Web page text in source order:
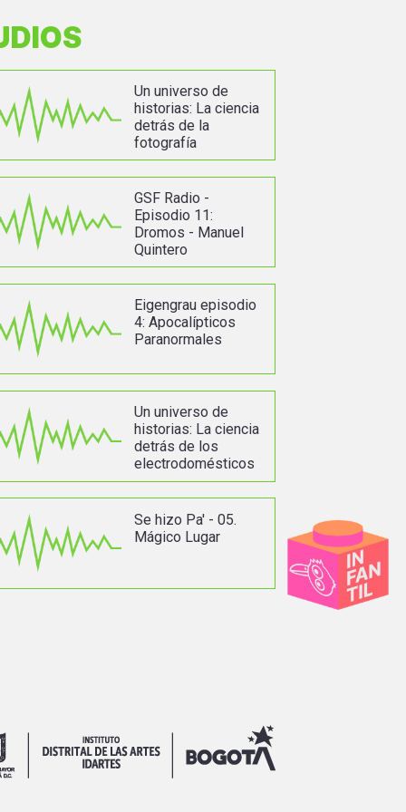
Un universo de
historias: La ciencia
detrás de la
fotografía
GSF Radio -
Episodio 11:
Dromos - Manuel
Quintero
Eigengrau episodio
4: Apocalípticos
Paranormales
Un universo de
historias: La ciencia
detrás de los
electrodomésticos
Se hizo Pa' - 05.
Mágico Lugar